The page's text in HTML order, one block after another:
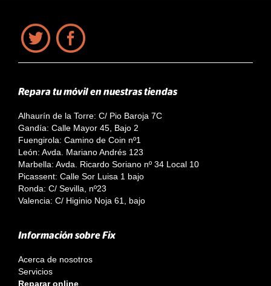
Repara tu móvil en nuestras tiendas
Alhaurín de la Torre: C/ Pio Baroja 7C
Gandía: Calle Mayor 45, Bajo 2
Fuengirola: Camino de Coin nº1
León: Avda. Mariano Andrés 123
Marbella: Avda. Ricardo Soriano nº 34 Local 10
Picassent: Calle Sor Luisa 1 bajo
Ronda: C/ Sevilla, nº23
Valencia: C/ Higinio Noja 61, bajo
Información sobre Fix
Acerca de nosotros
Servicios
Reparar online